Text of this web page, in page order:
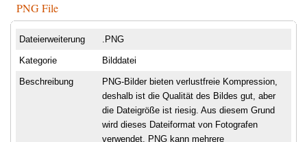
PNG File
Dateierweiterung .PNG
Kategorie Bilddatei
Beschreibung
PNG-Bilder bieten verlustfreie Kompression,
deshalb ist die Qualität des Bildes gut, aber
die Dateigröße ist riesig. Aus diesem Grund
wird dieses Dateiformat von Fotografen
verwendet. PNG kann mehrere